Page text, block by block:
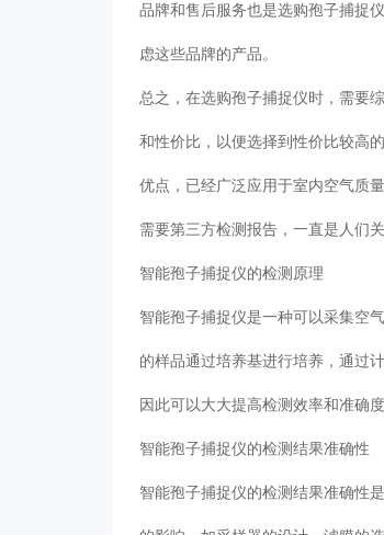
品牌和售后服务也是选购孢子捕捉
虑这些品牌的产品。
总之，在选购孢子捕捉仪时，需要
和性价比，以便选择到性价比较高
优点，已经广泛应用于室内空气质
需要第三方检测报告，一直是人们
智能孢子捕捉仪的检测原理
智能孢子捕捉仪是一种可以采集空
的样品通过培养基进行培养，通过
因此可以大大提高检测效率和准确
智能孢子捕捉仪的检测结果准确性
智能孢子捕捉仪的检测结果准确性